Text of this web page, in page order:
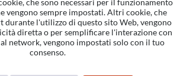
che sono necessari per il funzionamento
vengono sempre impostati. Altri cookie, che
durante l'utilizzo di questo sito Web, vengono
diretta o per semplificare l'interazione con
network, vengono impostati solo con il tuo
consenso.